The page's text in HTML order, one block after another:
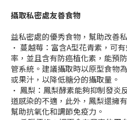
攝取私密處友善食物
益私密處的優秀食物，幫助改善
• 蔓越莓：富含A型花青素，可
率，並且含有防癌植化素，能預
管系統。建議攝取時以原型食物
或果汁，以降低糖分的攝取量。
• 鳳梨：鳳梨酵素能夠抑制發炎
道感染的不適，此外，鳳梨還擁
幫助抗氧化和調節免疫力。